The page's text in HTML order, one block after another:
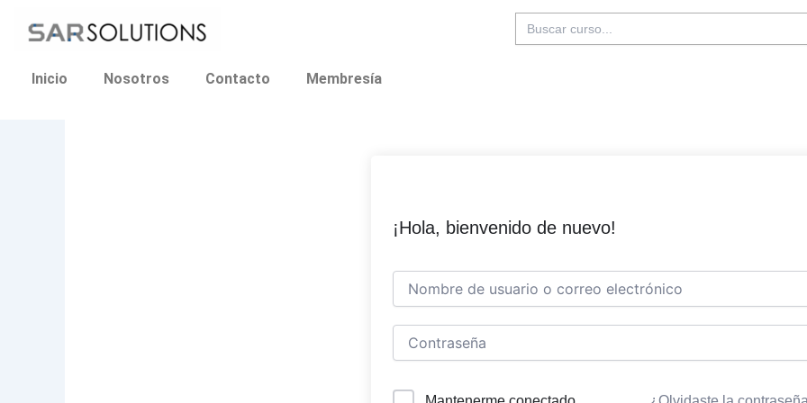
Buscar:
Inicio Nosotros Contacto Membresía
¡Hola, bienvenido de nuevo!